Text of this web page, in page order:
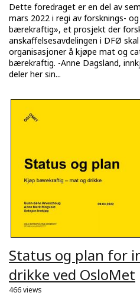
Dette foredraget er en del av
mars 2022 i regi av forsknings-
bærekraftig», et prosjekt der
anskaffelsesavdelingen i DFØ
organisasjoner å kjøpe mat og
bærekraftig. -Anne Dagsland,
deler her sin...
Status og plan for
drikke ved OsloMet
466 views